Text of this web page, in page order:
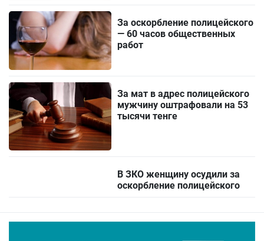
За оскорбление полицейского
— 60 часов общественных
работ
За мат в адрес полицейского
мужчину оштрафовали на 53
тысячи тенге
В ЗКО женщину осудили за
оскорбление полицейского